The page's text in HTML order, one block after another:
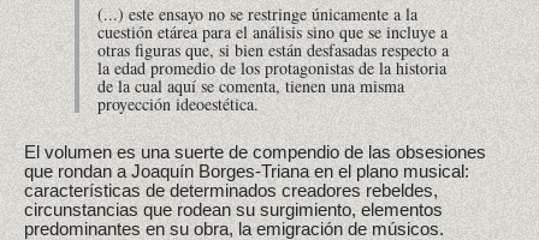
(...) este ensayo no se restringe únicamente a la
cuestión etárea para el análisis sino que se incluye a
otras figuras que, si bien están desfasadas respecto a
la edad promedio de los protagonistas de la historia
de la cual aquí se comenta, tienen una misma
proyección ideoestética.
El volumen es una suerte de compendio de las obsesiones
que rondan a Joaquín Borges-Triana en el plano musical:
características de determinados creadores rebeldes,
circunstancias que rodean su surgimiento, elementos
predominantes en su obra, la emigración de músicos.